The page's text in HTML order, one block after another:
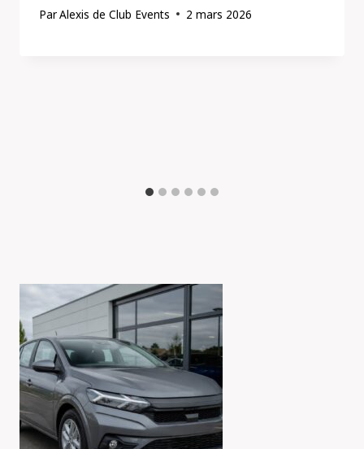
ParAlexis de Club Events 2 mars 2026